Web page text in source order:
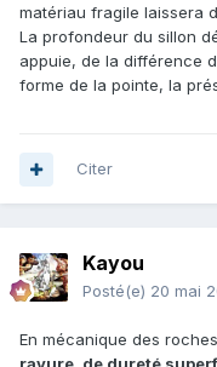
matériau fragile laissera
La profondeur du sillon
appuie, de la différence
forme de la pointe, la
Citer
Kayou
Posté(e) 20 mai
En mécanique des